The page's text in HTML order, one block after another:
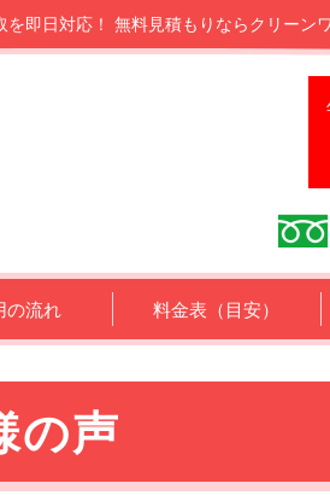
即日対応！ 無料見積もりならクリーン
の流れ 料金表（目安）
の声